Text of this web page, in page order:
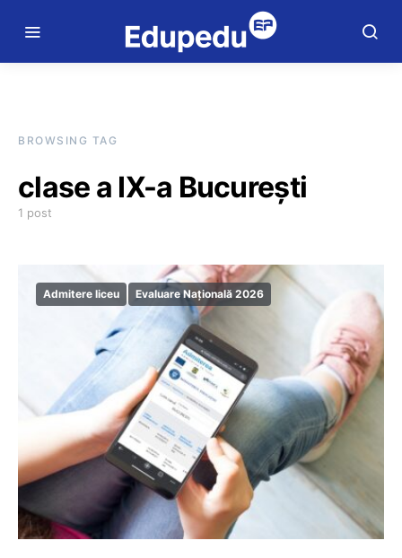
BROWSING TAG
clase a IX-a București
1 post
Admitere liceu Evaluare Națională 2026